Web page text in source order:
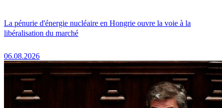
La pénurie d'énergie nucléaire en Hongrie ouvre la voie à la
libéralisation du marché
06.08.2026